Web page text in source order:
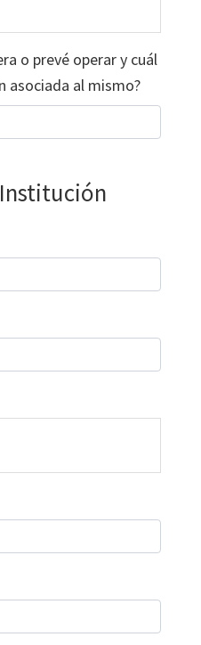
o prevé operar y cuál
asociada al mismo?